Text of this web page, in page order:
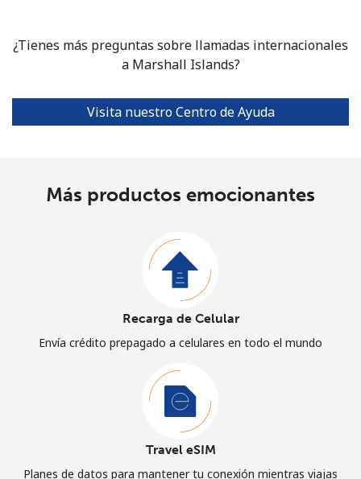
¿Tienes más preguntas sobre llamadas internacionales
a Marshall Islands?
Visita nuestro Centro de Ayuda
Más productos emocionantes
Recarga de Celular
Envía crédito prepagado a celulares en todo el mundo
Travel eSIM
Planes de datos para mantener tu conexión mientras viajas